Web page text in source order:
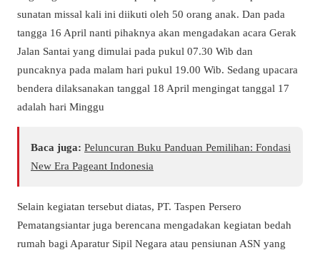
sunatan missal kali ini diikuti oleh 50 orang anak. Dan pada
tangga 16 April nanti pihaknya akan mengadakan acara Gerak
Jalan Santai yang dimulai pada pukul 07.30 Wib dan
puncaknya pada malam hari pukul 19.00 Wib. Sedang upacara
bendera dilaksanakan tanggal 18 April mengingat tanggal 17
adalah hari Minggu
Baca juga: Peluncuran Buku Panduan Pemilihan: Fondasi
New Era Pageant Indonesia
Selain kegiatan tersebut diatas, PT. Taspen Persero
Pematangsiantar juga berencana mengadakan kegiatan bedah
rumah bagi Aparatur Sipil Negara atau pensiunan ASN yang